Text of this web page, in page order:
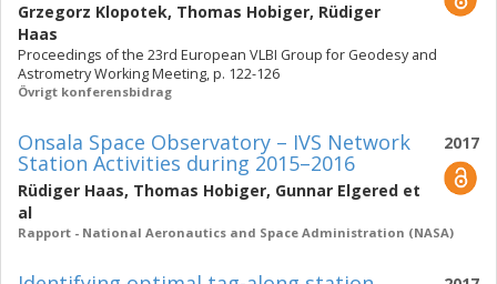
Grzegorz Klopotek, Thomas Hobiger, Rüdiger
Haas
Proceedings of the 23rd European VLBI Group for Geodesy and
Astrometry Working Meeting, p. 122-126
Övrigt konferensbidrag
2017
Onsala Space Observatory – IVS Network
Station Activities during 2015–2016
Rüdiger Haas, Thomas Hobiger, Gunnar Elgered et
al
Rapport - National Aeronautics and Space Administration (NASA)